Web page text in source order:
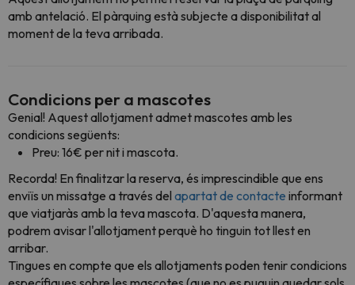
amb antelació. El pàrquing està subjecte a disponibilitat al
moment de la teva arribada.
Condicions per a mascotes
Genial! Aquest allotjament admet mascotes amb les
condicions següents:
Preu: 16€ per nit i mascota.
Recorda! En finalitzar la reserva, és imprescindible que ens
enviïs un missatge a través del apartat de contacte informant
que viatjaràs amb la teva mascota. D'aquesta manera,
podrem avisar l'allotjament perquè ho tinguin tot llest en
arribar.
Tingues en compte que els allotjaments poden tenir condicions